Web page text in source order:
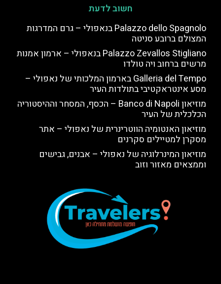
חשוב לדעת
Palazzo dello Spagnolo בנאפולי – גרם המדרגות
המצולם ברובע סניטה
Palazzo Zevallos Stigliano בנאפולי – ארמון אמנות
מרשים ברחוב ויה טולדו
Galleria del Tempo בארמון המלכותי של נאפולי –
מסע אינטראקטיבי בתולדות העיר
מוזיאון Banco di Napoli – הכסף, המסחר וההיסטוריה
הכלכלית של העיר
מוזיאון האנטומיה הווטרינרית של נאפולי – אתר
מסקרן למטיילים סקרנים
מוזיאון המינרלוגיה של נאפולי – אבנים, גבישים
וממצאים מאזור וזוב